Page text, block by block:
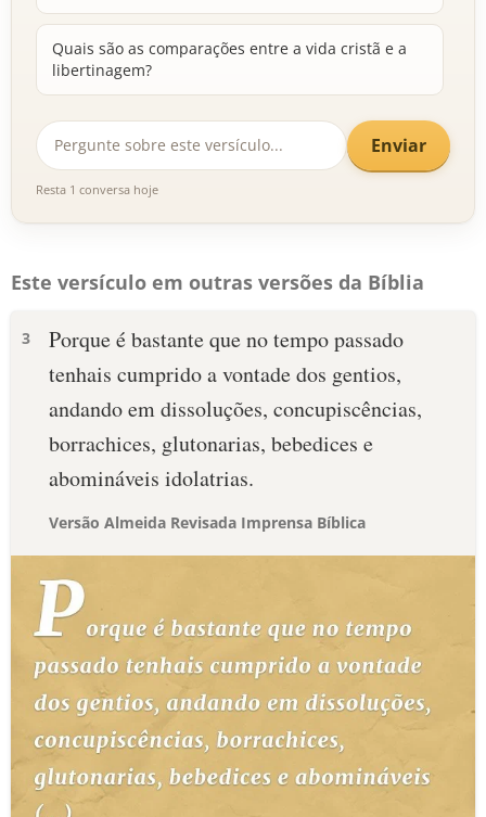
Quais são as comparações entre a vida cristã e a
libertinagem?
Enviar
Resta 1 conversa hoje
Este versículo em outras versões da Bíblia
3
Porque é bastante que no tempo passado
tenhais cumprido a vontade dos gentios,
andando em dissoluções, concupiscências,
borrachices, glutonarias, bebedices e
abomináveis idolatrias.
Versão Almeida Revisada Imprensa Bíblica